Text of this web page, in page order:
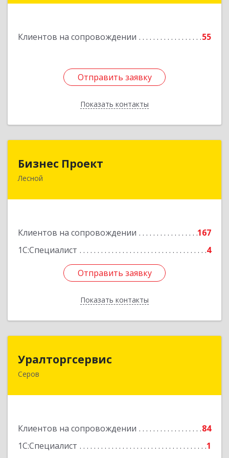
Клиентов на сопровождении 55
Отправить заявку
Показать контакты
Отправить заявку
Назад
Бизнес Проект
Лесной
Клиентов на сопровождении
167
1С:Специалист
4
Отправить заявку
Показать контакты
624200, Свердловская обл, Лесной г, Сиротина
Отправить заявку
Назад
Уралторгсервис
Серов
Клиентов на сопровождении
84
1С:Специалист
1
624980, Свердловская обл, Серов г, Кирова ул,